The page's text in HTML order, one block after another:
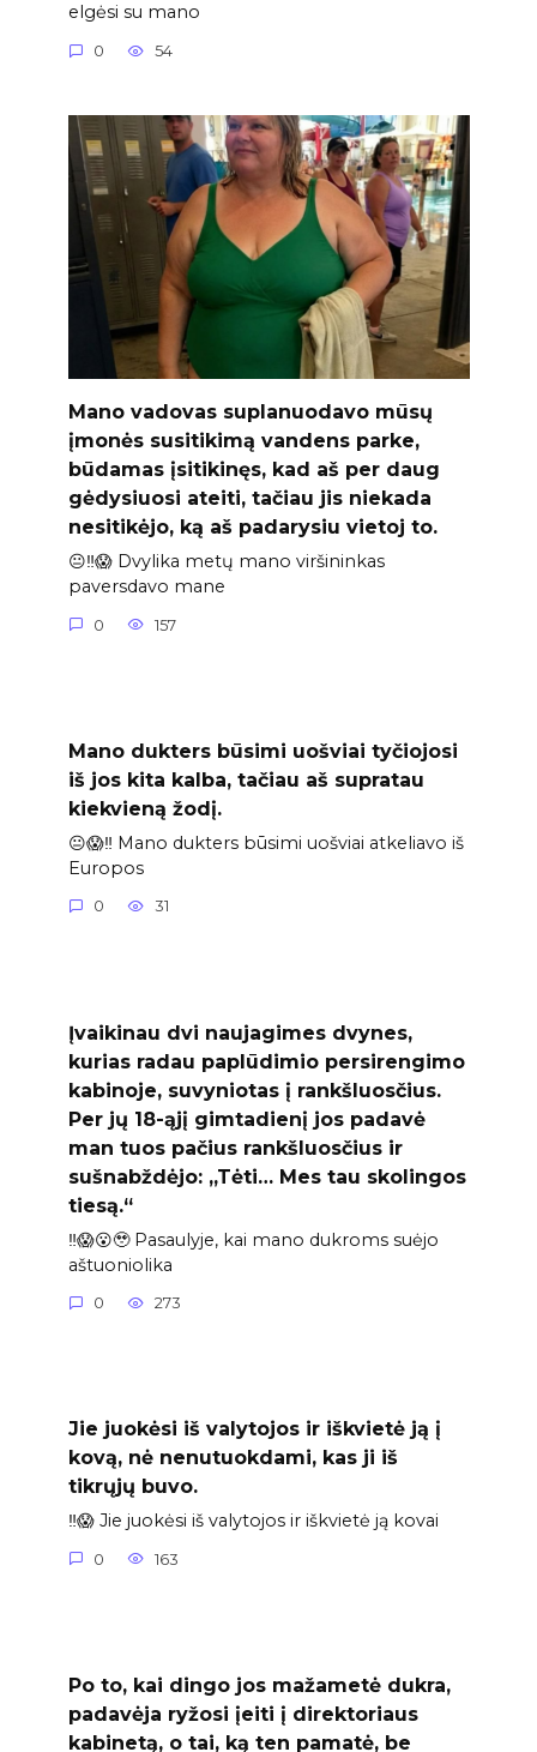
elgėsi su mano
0 54
Mano vadovas suplanuodavo mūsų
įmonės susitikimą vandens parke,
būdamas įsitikinęs, kad aš per daug
gėdysiuosi ateiti, tačiau jis niekada
nesitikėjo, ką aš padarysiu vietoj to.
😐‼️😱 Dvylika metų mano viršininkas
paversdavo mane
0 157
Mano dukters būsimi uošviai tyčiojosi
iš jos kita kalba, tačiau aš supratau
kiekvieną žodį.
😐😱‼️ Mano dukters būsimi uošviai atkeliavo iš
Europos
0 31
Įvaikinau dvi naujagimes dvynes,
kurias radau paplūdimio persirengimo
kabinoje, suvyniotas į rankšluosčius.
Per jų 18-ąjį gimtadienį jos padavė
man tuos pačius rankšluosčius ir
sušnabždėjo: „Tėti… Mes tau skolingos
tiesą.“
‼️😱😮🥹 Pasaulyje, kai mano dukroms suėjo
aštuoniolika
0 273
Jie juokėsi iš valytojos ir iškvietė ją į
kovą, nė nenutuokdami, kas ji iš
tikrųjų buvo.
‼️😱 Jie juokėsi iš valytojos ir iškvietė ją kovai
0 163
Po to, kai dingo jos mažametė dukra,
padavėja ryžosi įeiti į direktoriaus
kabinetą, o tai, ką ten pamatė, be